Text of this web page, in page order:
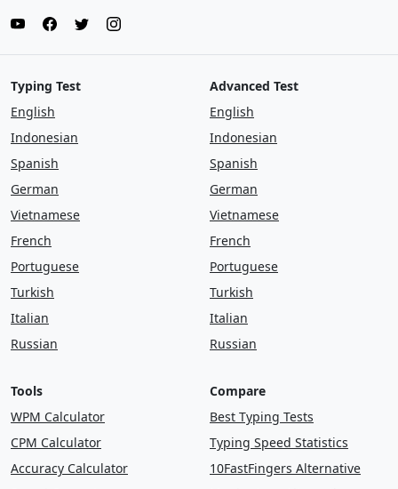
Typing Test
English
Indonesian
Spanish
German
Vietnamese
French
Portuguese
Turkish
Italian
Russian
Advanced Test
English
Indonesian
Spanish
German
Vietnamese
French
Portuguese
Turkish
Italian
Russian
Tools
WPM Calculator
CPM Calculator
Accuracy Calculator
Compare
Best Typing Tests
Typing Speed Statistics
10FastFingers Alternative